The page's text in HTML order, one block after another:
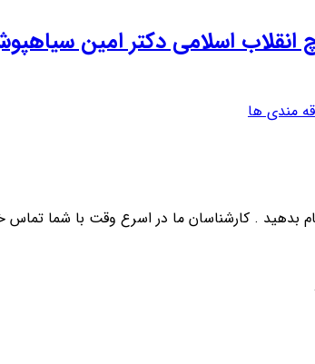
مندی ها